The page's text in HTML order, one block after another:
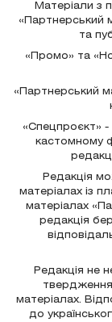
Матеріали з
«Партнерський
та
«Промо» та
«Партнерський
«Спецпроєкт»
кастомному
Редакція
матеріалах із
матеріалах
редакція
Редакція не
твердження
матеріалах.
до